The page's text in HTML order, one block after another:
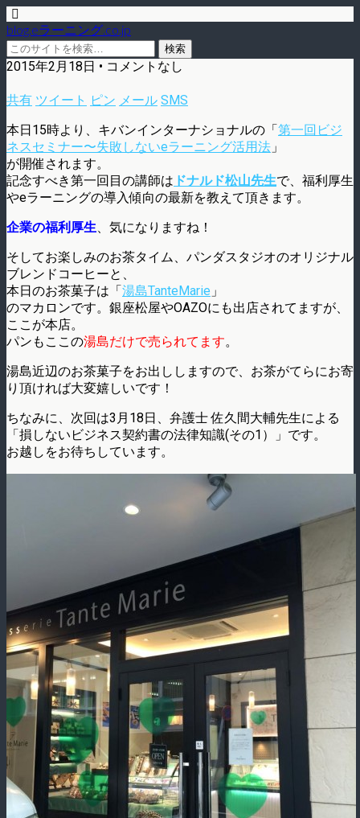
blog.eラーニング.co.jp
2015年2月18日 • コメントなし
共有 ツイート ピン メール SMS
本日15時より、キバンインターナショナルの「 第一回ビジ
ネスセミナー〜失敗しないeラーニング活用法 」
が開催されます。
記念すべき第一回目の講師は ドナルド松山先生で、福利厚生
やeラーニングの導入傾向の最新を教えて頂きます。
企業の福利厚生、気になりますね！
そしてお楽しみのお茶タイム、パンダスタジオのオリジナル
ブレンドコーヒーと、
本日のお茶菓子は「 湯島TanteMarie 」
のマカロンです。銀座松屋やOAZOにも出店されてますが、
ここが本店。
パンもここの湯島だけで売られてます。
湯島近辺のお茶菓子をお出ししますので、お茶がてらにお寄
り頂ければ大変嬉しいです！
ちなみに、次回は3月18日、弁護士 佐久間大輔先生による
「損しないビジネス契約書の法律知識(その1）」です。
お越しをお待ちしています。